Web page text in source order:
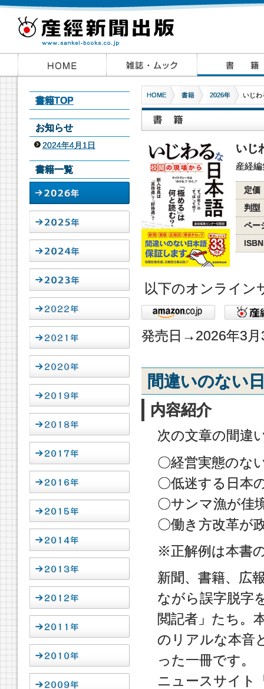
書籍TOP
お知らせ
2024年4月1日
書籍一覧
HOME 書籍 2026年 いじ
いじ
産経
定価
判型
ペー
ISBN
以下のオンライン
発売日→2026年3月
間違いのない
内容紹介
次の文章の間違
〇経営実態のな
〇低迷する日本
〇サンマ漁が佳
〇働き方改革が
※正解例は本書
新聞、書籍、広
ながら誤字脱字
閲記者」たち。
のリアルな本音
った一冊です。
ニュースサイト